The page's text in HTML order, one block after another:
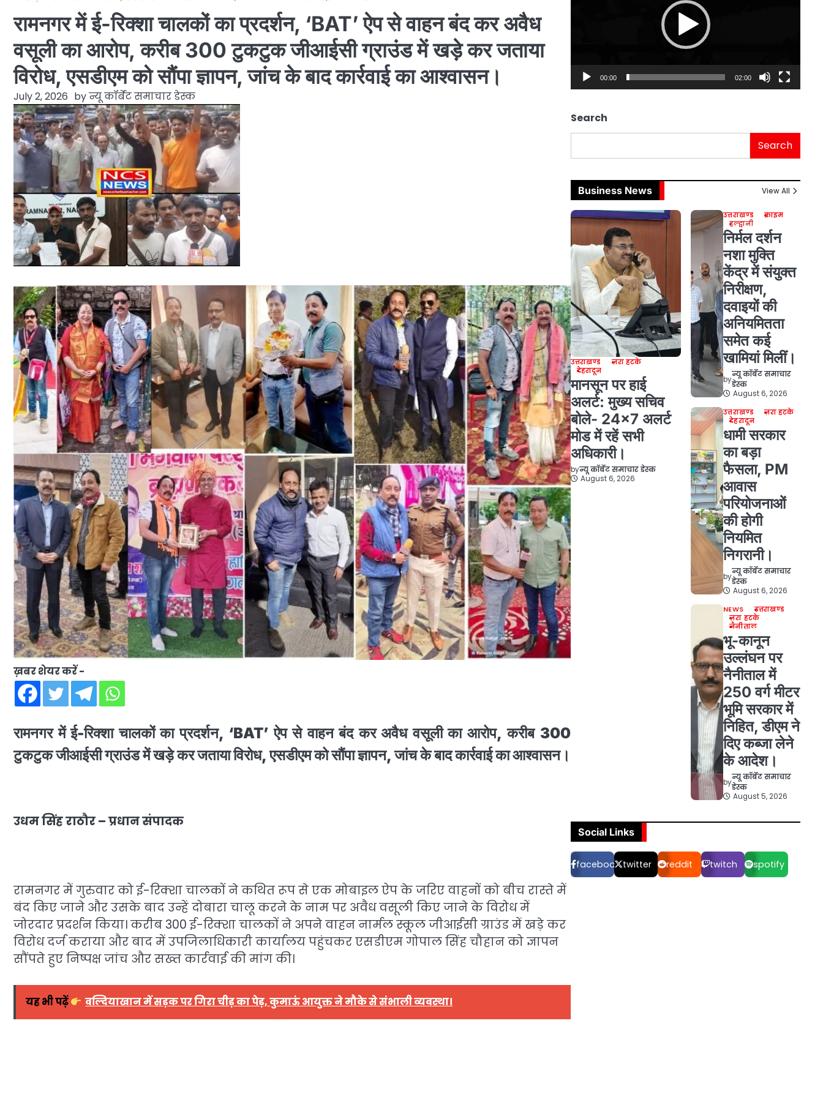
रामनगर में ई-रिक्शा चालकों का प्रदर्शन, ‘BAT’ ऐप से वाहन बंद कर अवैध
वसूली का आरोप, करीब 300 टुकटुक जीआईसी ग्राउंड में खड़े कर जताया
विरोध, एसडीएम को सौंपा ज्ञापन, जांच के बाद कार्रवाई का आश्वासन।
July 2, 2026 byन्यू कॉर्बेट समाचार डेस्क
ख़बर शेयर करें -
रामनगर में ई-रिक्शा चालकों का प्रदर्शन, ‘BAT’ ऐप से वाहन बंद कर अवैध वसूली का आरोप,करीब 300
टुकटुक जीआईसी ग्राउंड में खड़े कर जताया विरोध, एसडीएम को सौंपा ज्ञापन, जांच के बाद कार्रवाई का आश्वासन।
उधम सिंह राठौर – प्रधान संपादक
रामनगर में गुरुवार को ई-रिक्शा चालकों ने कथित रूप से एक मोबाइल ऐप के जरिए वाहनों को बीच रास्ते में
बंद किए जाने और उसके बाद उन्हें दोबारा चालू करने के नाम पर अवैध वसूली किए जाने के विरोध में
जोरदार प्रदर्शन किया। करीब 300 ई-रिक्शा चालकों ने अपने वाहन नार्मल स्कूल जीआईसी ग्राउंड में खड़े कर
विरोध दर्ज कराया और बाद में उपजिलाधिकारी कार्यालय पहुंचकर एसडीएम गोपाल सिंह चौहान को ज्ञापन
सौंपते हुए निष्पक्ष जांच और सख्त कार्रवाई की मांग की।
यह भी पढ़ें वल्दियाखान में सड़क पर गिरा चीड़ का पेड़, कुमाऊं आयुक्त ने मौके से संभाली व्यवस्था।
00:00 02:00
Search
Search
Business News View All
उत्तराखण्ड
ज़रा हटके
देहरादून
मानसून पर हाई
अलर्ट: मुख्य सचिव
बोले- 24×7 अलर्ट
मोड में रहें सभी
अधिकारी।
byन्यू कॉर्बेट समाचार डेस्क
August 6, 2026
उत्तराखण्ड
क्राइम
हल्द्वानी
निर्मल दर्शन
नशा मुक्ति
केंद्र में संयुक्त
निरीक्षण,
दवाइयों की
अनियमितता
समेत कई
खामियां मिलीं।
by
न्यू कॉर्बेट समाचार
डेस्क
August 6, 2026
उत्तराखण्ड
ज़रा हटके
देहरादून
धामी सरकार
का बड़ा
फैसला, PM
आवास
परियोजनाओं
की होगी
नियमित
निगरानी।
by
न्यू कॉर्बेट समाचार
डेस्क
August 6, 2026
NEWS
उत्तराखण्ड
ज़रा हटके
नैनीताल
भू-कानून
उल्लंघन पर
नैनीताल में
250 वर्ग मीटर
भूमि सरकार में
निहित, डीएम ने
दिए कब्जा लेने
के आदेश।
by
न्यू कॉर्बेट समाचार
डेस्क
August 5, 2026
Social Links
facebook twitter reddit twitch spotify